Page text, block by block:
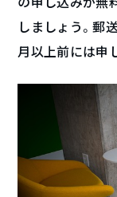
しましょう。郵
月以上前には申